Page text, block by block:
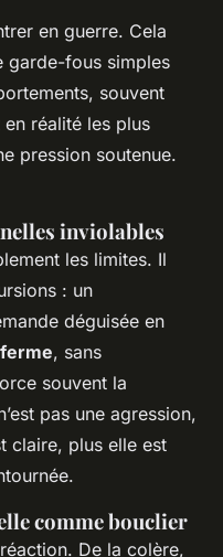
en guerre. Cela
garde-fous simples
souvent
réalité les plus
pression soutenue.
inviolables
les limites. Il
: un
déguisée en
, sans
souvent la
pas une agression,
claire, plus elle est
comme bouclier
De la colère,